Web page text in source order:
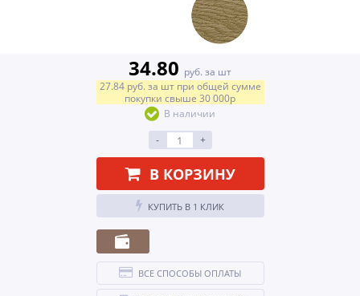
34.80 руб. за шт
27.84 руб. за шт при общей сумме
покупки свыше 30 000р
В наличии
-
+
В КОРЗИНУ
КУПИТЬ В 1 КЛИК
ВСЕ СПОСОБЫ ОПЛАТЫ